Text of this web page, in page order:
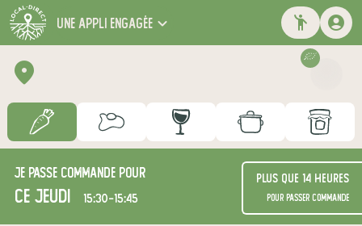
une appli engagée
Je passe commande pour
ce jeudi 15:30-15:45
Plus que 14 heures
pour passer commande